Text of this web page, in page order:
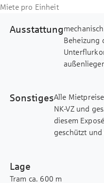
Miete pro Einheit
Ausstattung
Beheizung
öffenbare
BAP-
Parkett-
SonstigesAlle
NK-VZ und
diesem
geschützt
Angaben
Lage
Tram ca. 600 m